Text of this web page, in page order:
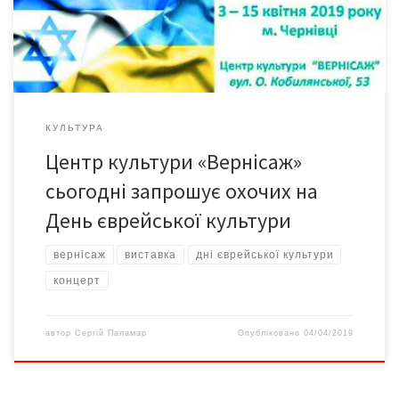
графіку, акварель, авторські ляльки митців з різних міст нашої
країни та […]
КУЛЬТУРА
Центр культури «Вернісаж»
сьогодні запрошує охочих на
День єврейської культури
вернісаж виставка дні єврейської культури
концерт
автор Сергій Паламар Опубліковано04/04/2019